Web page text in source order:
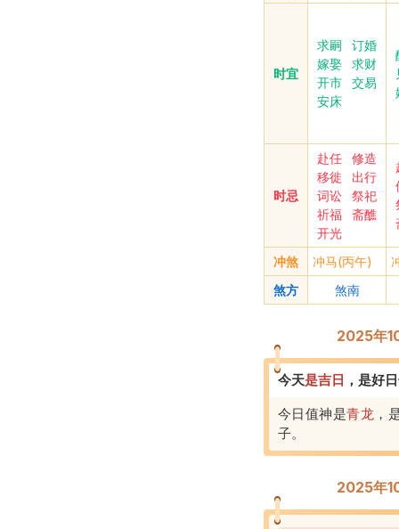
时宜
求嗣
订婚
嫁娶
求财
开市
交易
安床
时忌
赴任
修造
移徙
出行
词讼
祭祀
祈福
斋醮
开光
冲煞 冲马(丙午)
煞方
煞南
2025年
今天是吉 日 ， 是好
今日值神是青龙 ，
子。
2025年